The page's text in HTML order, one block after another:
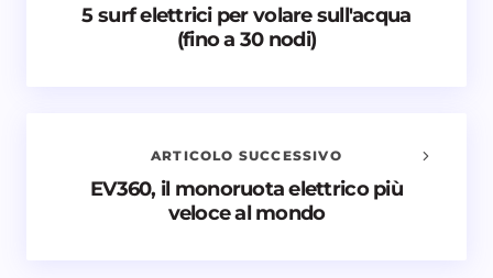
Avvisami quando vengono aggiunti nuovi
5 surf elettrici per volare sull'acqua
(fino a 30 nodi)
ARTICOLO SUCCESSIVO
EV360, il monoruota elettrico più
veloce al mondo